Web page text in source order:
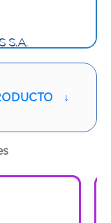
S.A.
↓